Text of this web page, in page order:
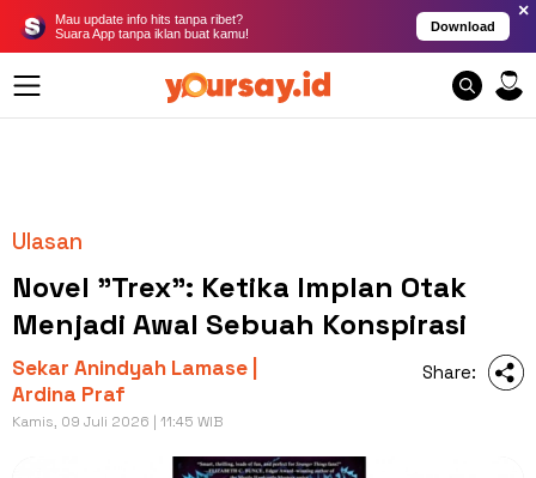
Mau update info hits tanpa ribet?
Suara App tanpa iklan buat kamu!
Download
×
Ulasan
Novel "Trex": Ketika Implan Otak
Menjadi Awal Sebuah Konspirasi
Sekar Anindyah Lamase |
Ardina Praf
Kamis, 09 Juli 2026 | 11:45 WIB
Share: